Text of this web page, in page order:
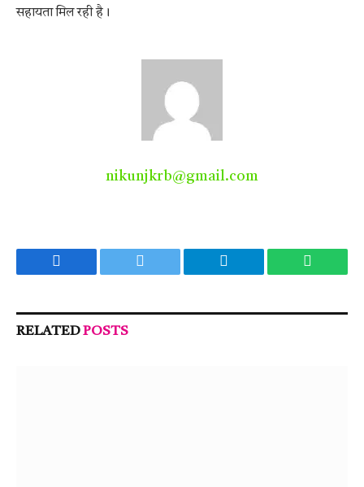
सहायता मिल रही है।
nikunjkrb@gmail.com
Facebook Twitter Telegram
RELATEDPOSTS